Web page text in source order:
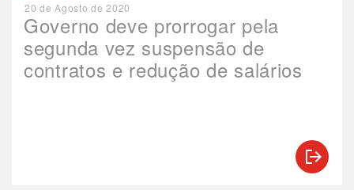
Governo deve prorrogar pela
segunda vez suspensão de
contratos e redução de salários
20 de Agosto de 2020